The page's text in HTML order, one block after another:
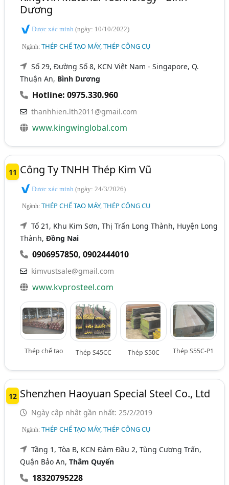
Dương
Được xác minh(ngày: 10/10/2022)
Ngành:THÉP CHẾ TẠO MÁY, THÉP CÔNG CỤ
Số 29, Đường Số 8, KCN Việt Nam - Singapore, Q.
Thuận An, Bình Dương
Hotline: 0975.330.960
thanhhien.lth2011@gmail.com
www.kingwinglobal.com
11 Công Ty TNHH Thép Kim Vũ
Được xác minh(ngày: 24/3/2026)
Ngành:THÉP CHẾ TẠO MÁY, THÉP CÔNG CỤ
Tổ 21, Khu Kim Sơn, Thị Trấn Long Thành, Huyện Long
Thành,Đồng Nai
0906957850,0902444010
kimvustsale@gmail.com
www.kvprosteel.com
Thép chế tạo Thép S45CC Thép S50C Thép S55C-P1
12 Shenzhen Haoyuan Special Steel Co., Ltd
Ngày cập nhật gần nhất: 25/2/2019
Ngành:THÉP CHẾ TẠO MÁY, THÉP CÔNG CỤ
Tầng 1, Tòa B, KCN Đàm Đầu 2, Tùng Cương Trấn,
Quận Bảo An,Thâm Quyến
18320795228